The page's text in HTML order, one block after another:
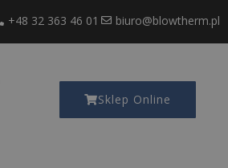
+48 32 363 46 01 biuro@blowtherm.pl
Sklep Online